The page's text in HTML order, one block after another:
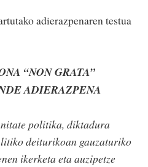
adierazpenaren testua
“NON GRATA”
ADIERAZPENA
politika, diktadura
deiturikoan gauzaturiko
ikerketa eta auzipetze